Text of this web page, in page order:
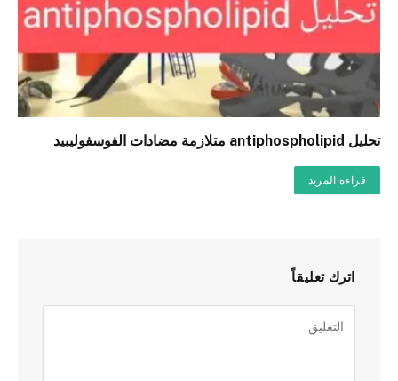
تحليل antiphospholipid متلازمة مضادات الفوسفوليبيد
قراءة المزيد
اترك تعليقاً